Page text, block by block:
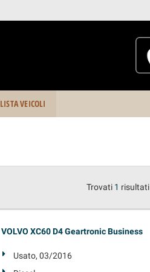
LISTA VEICOLI
Trovati 1 risultati
VOLVO XC60 D4 Geartronic Business
Usato, 03/2016